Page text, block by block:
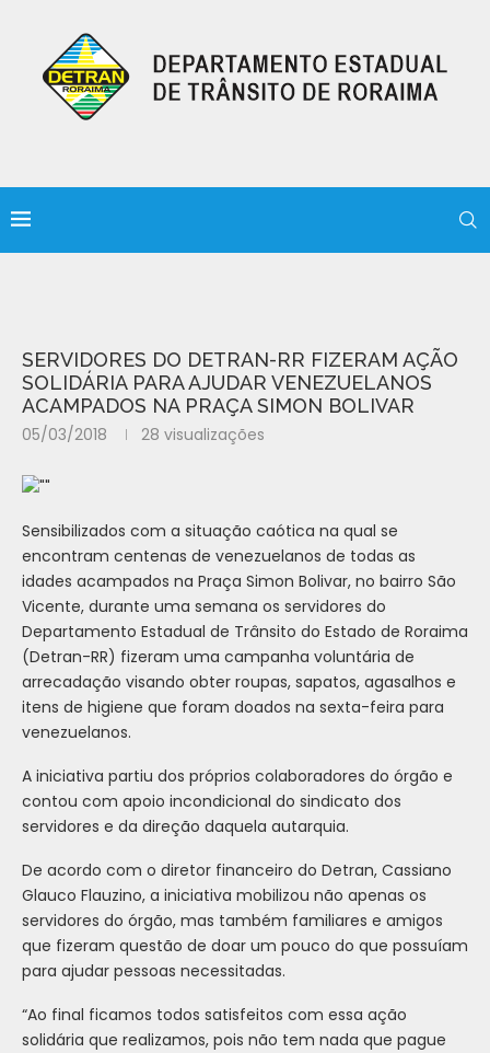
SERVIDORES DO DETRAN-RR FIZERAM AÇÃO
SOLIDÁRIA PARA AJUDAR VENEZUELANOS
ACAMPADOS NA PRAÇA SIMON BOLIVAR
05/03/2018 28 visualizações
Sensibilizados com a situação caótica na qual se
encontram centenas de venezuelanos de todas as
idades acampados na Praça Simon Bolivar, no bairro São
Vicente, durante uma semana os servidores do
Departamento Estadual de Trânsito do Estado de Roraima
(Detran-RR) fizeram uma campanha voluntária de
arrecadação visando obter roupas, sapatos, agasalhos e
itens de higiene que foram doados na sexta-feira para
venezuelanos.
A iniciativa partiu dos próprios colaboradores do órgão e
contou com apoio incondicional do sindicato dos
servidores e da direção daquela autarquia.
De acordo com o diretor financeiro do Detran, Cassiano
Glauco Flauzino, a iniciativa mobilizou não apenas os
servidores do órgão, mas também familiares e amigos
que fizeram questão de doar um pouco do que possuíam
para ajudar pessoas necessitadas.
“Ao final ficamos todos satisfeitos com essa ação
solidária que realizamos, pois não tem nada que pague